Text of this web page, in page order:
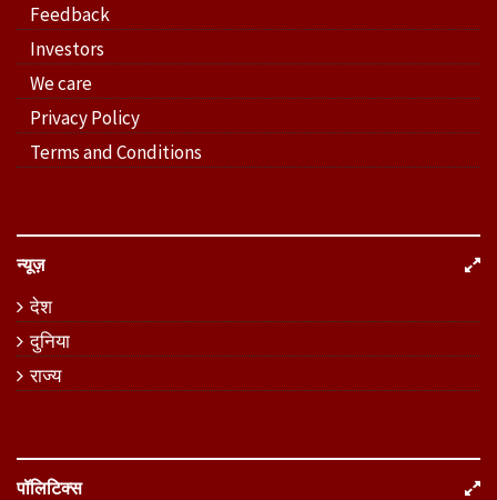
Feedback
Investors
We care
Privacy Policy
Terms and Conditions
न्यूज़
देश
दुनिया
राज्य
पॉलिटिक्स